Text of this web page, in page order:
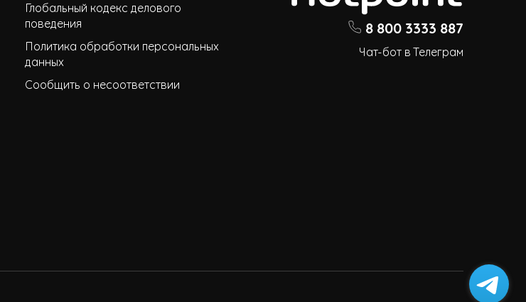
Глобальный кодекс делового
поведения
Политика обработки персональных
данных
Сообщить о несоответствии
8 800 3333 887
Чат-бот в Телеграм